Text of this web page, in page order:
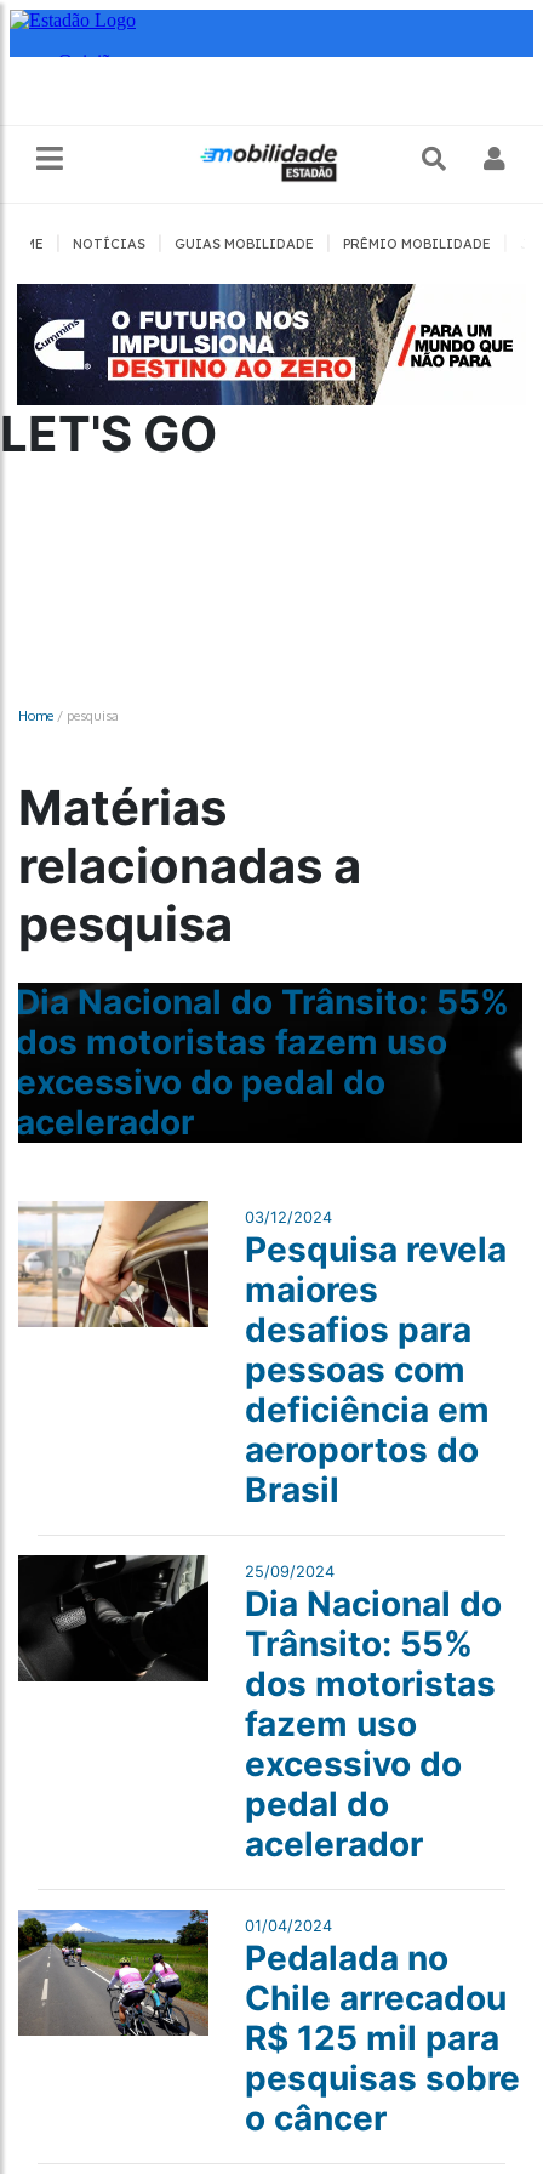
HOME NOTÍCIAS GUIAS MOBILIDADE PRÊMIO MOBILIDADE
LET'S GO
Home / pesquisa
Matérias
relacionadas a
pesquisa
Dia Nacional do Trânsito: 55%
dos motoristas fazem uso
excessivo do pedal do
acelerador
03/12/2024
Pesquisa revela
maiores
desafios para
pessoas com
deficiência em
aeroportos do
Brasil
25/09/2024
Dia Nacional do
Trânsito: 55%
dos motoristas
fazem uso
excessivo do
pedal do
acelerador
01/04/2024
Pedalada no
Chile arrecadou
R$ 125 mil para
pesquisas sobre
o câncer